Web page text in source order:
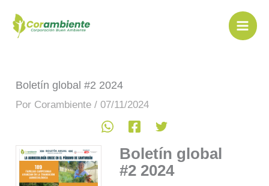
contenido
Boletín global #2 2024
Por Corambiente/07/11/2024
Boletín global
#2 2024